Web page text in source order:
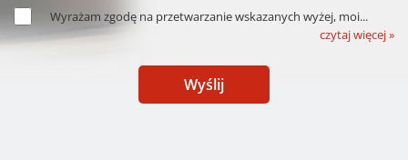
Wyrażam zgodę na przetwarzanie wskazanych wyżej, moi...
czytaj więcej »
Wyślij